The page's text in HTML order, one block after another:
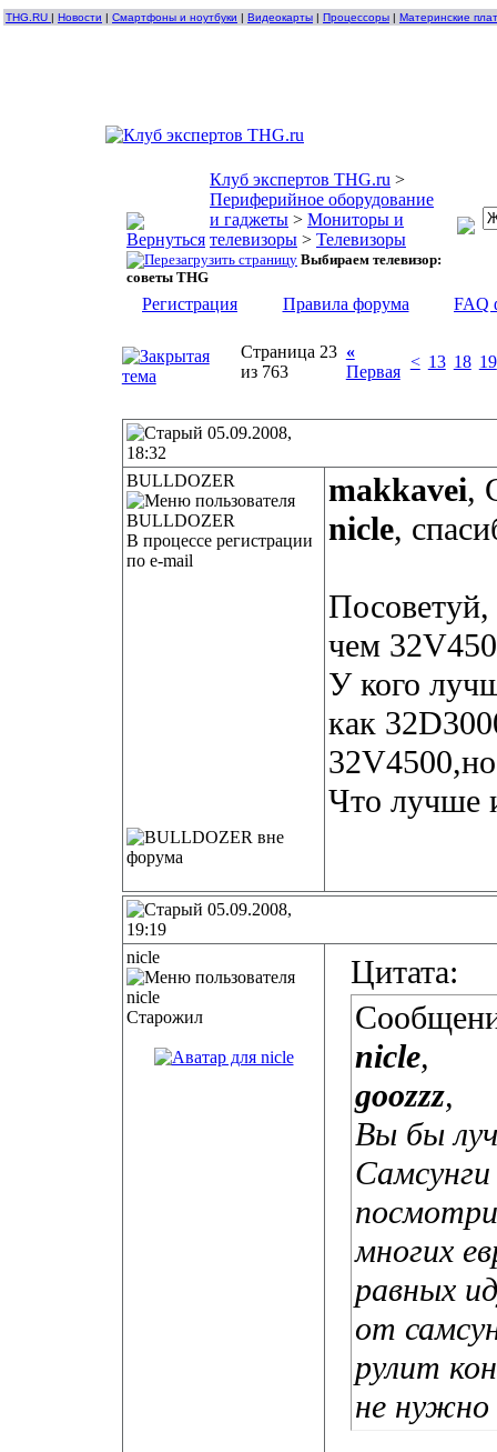
THG.RU | Новости | Смартфоны и ноутбуки | Видеокарты | Процессоры | Материнские
Клуб экспертов THG.ru >
Периферийное оборудование
и гаджеты > Мониторы и
телевизоры > Телевизоры
Выбираем телевизор:
советы THG
Регистрация Правила форума FAQ
Страница 23
из 763
«
Первая
< 13 18 19
05.09.2008,
18:32
BULLDOZER
В процессе регистрации
по e-mail
makkavei,
nicle,
чем
У кого
как
Что лучше
05.09.2008,
19:19
nicle
Старожил
Цитата:
nicle,
goozzz,
Вы бы
многих
равных
от
рулит
не